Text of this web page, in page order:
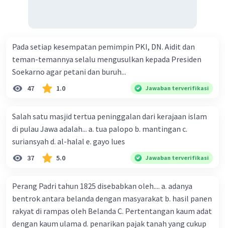
Pada setiap kesempatan pemimpin PKI, DN. Aidit dan
teman-temannya selalu mengusulkan kepada Presiden
Soekarno agar petani dan buruh...
47 1.0 Jawaban terverifikasi
Salah satu masjid tertua peninggalan dari kerajaan islam
di pulau Jawa adalah... a. tua palopo b. mantingan c.
suriansyah d. al-halal e. gayo lues
37 5.0 Jawaban terverifikasi
Perang Padri tahun 1825 disebabkan oleh.... a. adanya
bentrok antara belanda dengan masyarakat b. hasil panen
rakyat di rampas oleh Belanda C. Pertentangan kaum adat
dengan kaum ulama d. penarikan pajak tanah yang cukup